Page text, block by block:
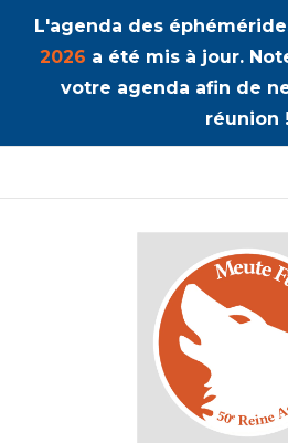
L'agenda des
2026 a été mis à jour.
votre agenda afin de
réunion !